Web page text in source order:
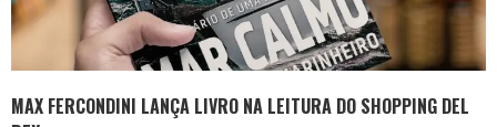
MAX FERCONDINI LANÇA LIVRO NA LEITURA DO SHOPPING DEL